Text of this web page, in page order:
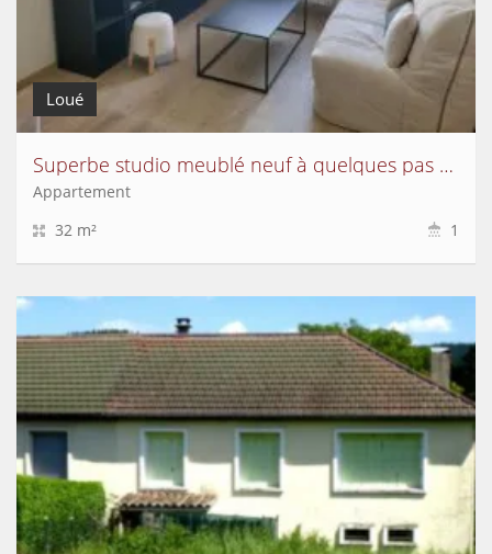
Loué
Superbe studio meublé neuf à quelques pas de Jaude
Appartement
32 m²
1